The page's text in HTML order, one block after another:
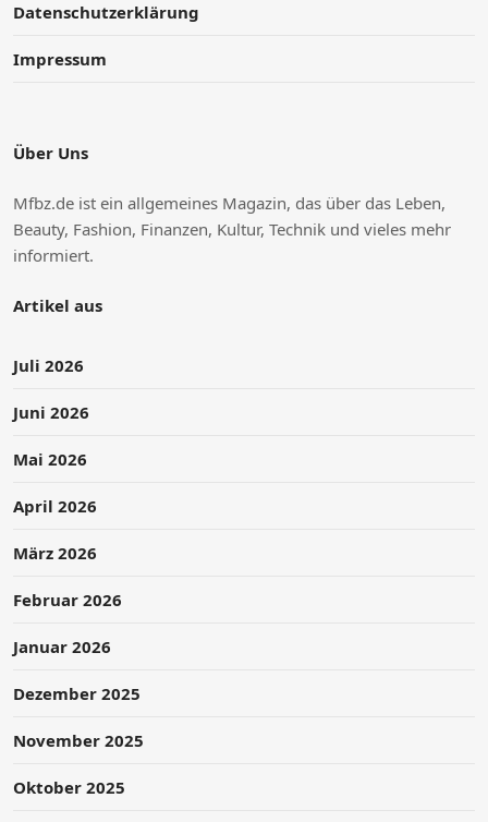
Datenschutzerklärung
Impressum
Über Uns
Mfbz.de ist ein allgemeines Magazin, das über das Leben,
Beauty, Fashion, Finanzen, Kultur, Technik und vieles mehr
informiert.
Artikel aus
Juli 2026
Juni 2026
Mai 2026
April 2026
März 2026
Februar 2026
Januar 2026
Dezember 2025
November 2025
Oktober 2025